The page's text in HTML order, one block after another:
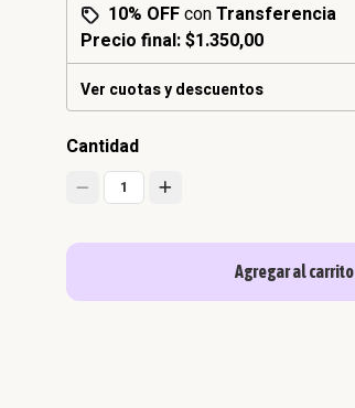
10% OFFconTransferencia
Precio final:$1.350,00
Ver cuotas y descuentos
Cantidad
1
Agregar al carrito